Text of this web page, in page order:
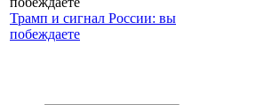
Трамп и сигнал России: вы
побеждаете